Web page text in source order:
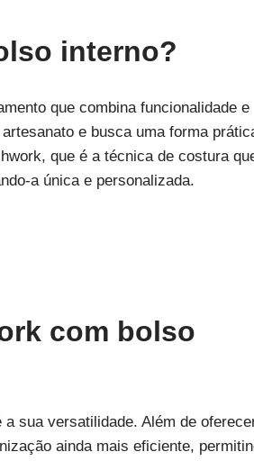
interno?
que combina funcionalidade e
e busca uma forma
que é a técnica de costura
a única e personalizada.
com bolso
sua versatilidade. Além de
ainda mais eficiente,